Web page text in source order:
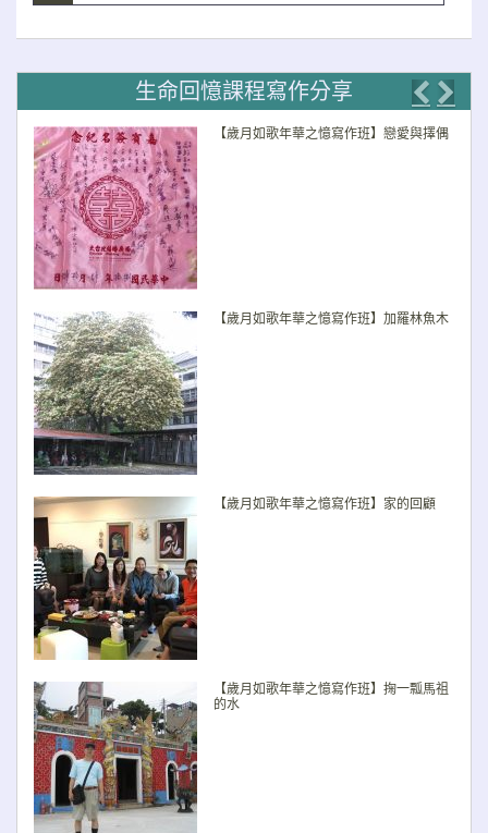
生命回憶課程寫作分享
【歲月如歌年華之憶寫作班】戀愛與擇偶
【歲月如歌年華之憶寫作班】加羅林魚木
【歲月如歌年華之憶寫作班】家的回顧
【歲月如歌年華之憶寫作班】掬一瓢馬祖
的水